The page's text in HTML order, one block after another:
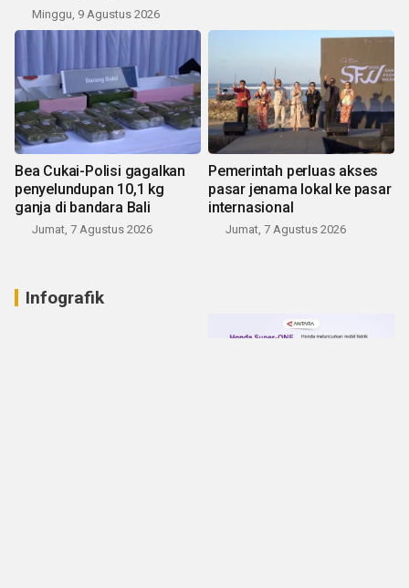
Minggu, 9 Agustus 2026
Bea Cukai-Polisi gagalkan
penyelundupan 10,1 kg
ganja di bandara Bali
Jumat, 7 Agustus 2026
Pemerintah perluas akses
pasar jenama lokal ke pasar
internasional
Jumat, 7 Agustus 2026
Infografik